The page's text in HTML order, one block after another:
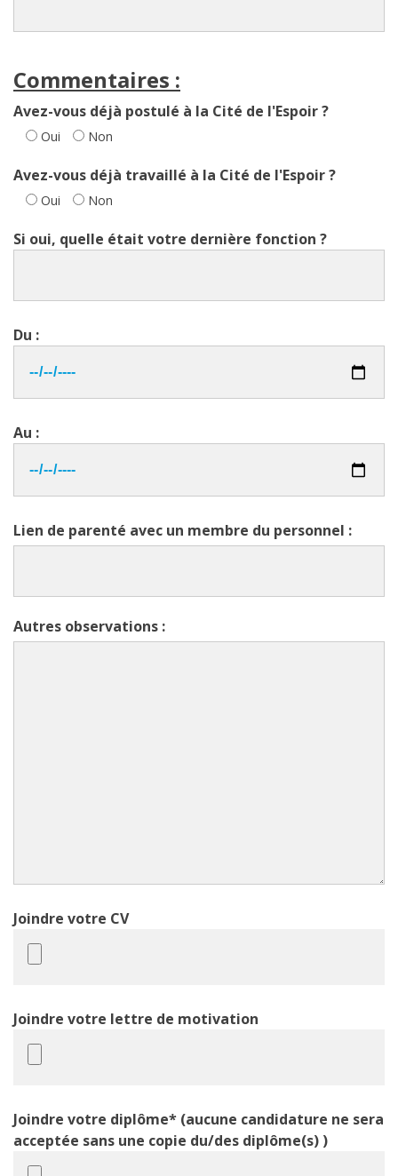
Commentaires :
Avez-vous déjà postulé à la Cité de l'Espoir ?
Oui Non
Avez-vous déjà travaillé à la Cité de l'Espoir ?
Oui Non
Si oui, quelle était votre dernière fonction ?
Du :
Au :
Lien de parenté avec un membre du personnel :
Autres observations :
Joindre votre CV
Joindre votre lettre de motivation
Joindre votre diplôme* (aucune candidature ne sera
acceptée sans une copie du/des diplôme(s) )